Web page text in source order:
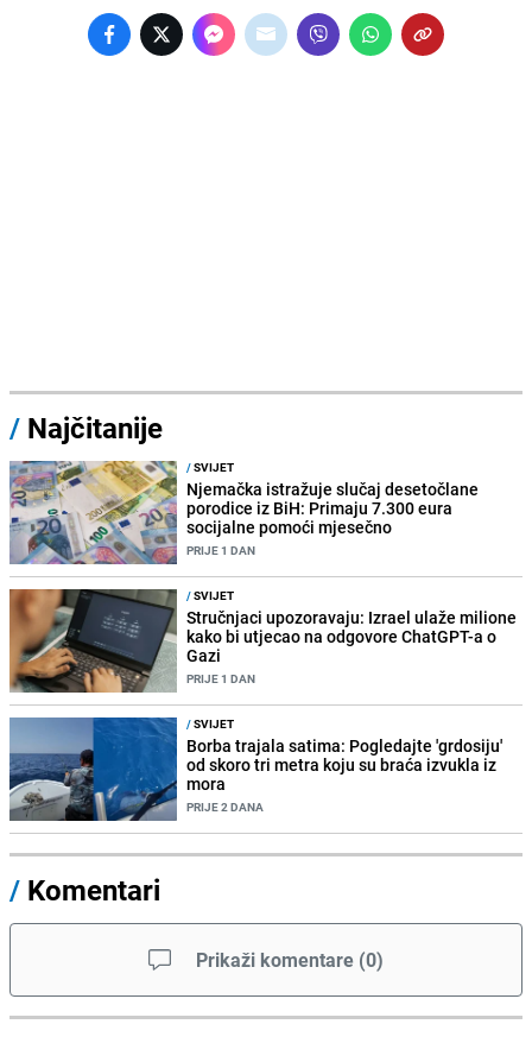
/ Najčitanije
/SVIJET
Njemačka istražuje slučaj desetočlane
porodice iz BiH: Primaju 7.300 eura
socijalne pomoći mjesečno
PRIJE 1 DAN
/SVIJET
Stručnjaci upozoravaju: Izrael ulaže milione
kako bi utjecao na odgovore ChatGPT-a o
Gazi
PRIJE 1 DAN
/SVIJET
Borba trajala satima: Pogledajte 'grdosiju'
od skoro tri metra koju su braća izvukla iz
mora
PRIJE 2 DANA
/ Komentari
Prikaži komentare (0)